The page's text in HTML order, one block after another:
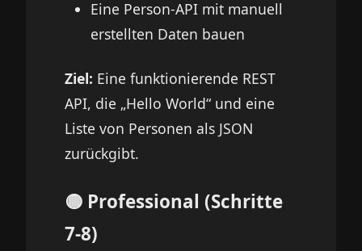
Eine Person-API mit manuell
erstellten Daten bauen
Ziel: Eine funktionierende REST
API, die „Hello World“ und eine
Liste von Personen als JSON
zurückgibt.
🟡 Professional (Schritte
7-8)